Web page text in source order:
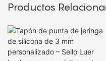
Productos